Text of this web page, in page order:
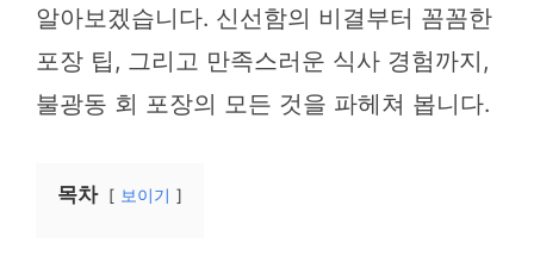
알아보겠습니다. 신선함의 비결부터 꼼꼼한
포장 팁, 그리고 만족스러운 식사 경험까지,
불광동 회 포장의 모든 것을 파헤쳐 봅니다.
목차 보이기